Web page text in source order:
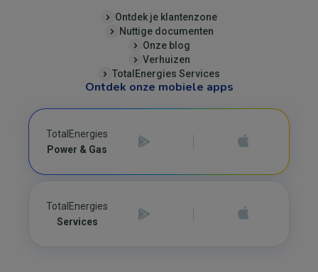
Ontdek je klantenzone
Nuttige documenten
Onze blog
Verhuizen
TotalEnergies Services
Ontdek onze mobiele apps
TotalEnergies
Power & Gas
TotalEnergies
Services